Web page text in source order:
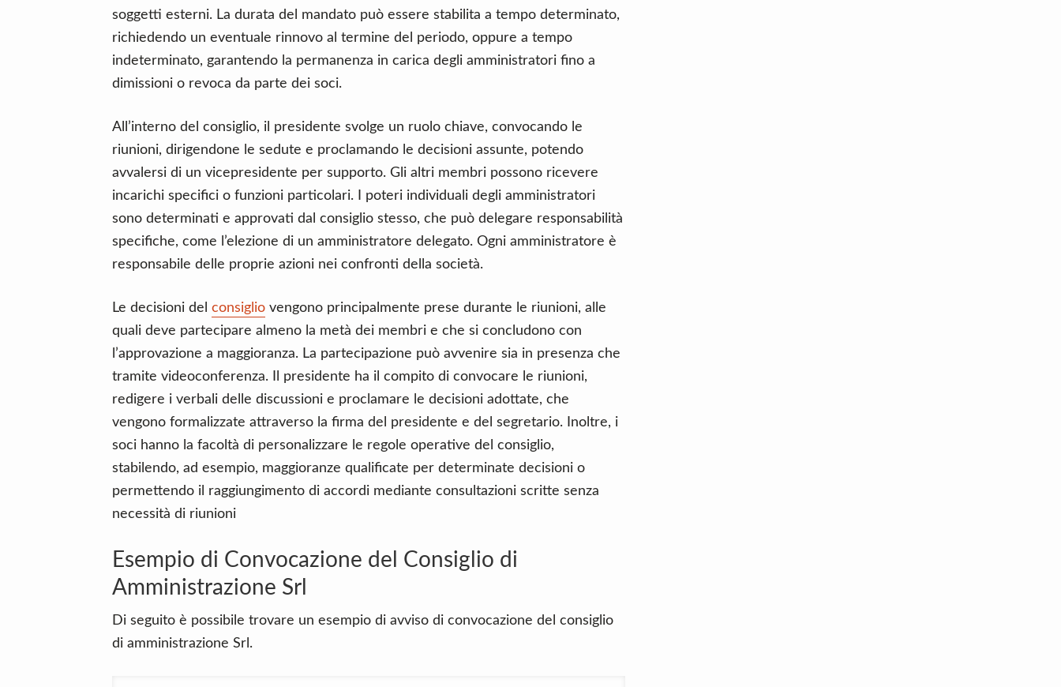
soggetti esterni. La durata del mandato può essere stabilita a tempo determinato,
richiedendo un eventuale rinnovo al termine del periodo, oppure a tempo
indeterminato, garantendo la permanenza in carica degli amministratori fino a
dimissioni o revoca da parte dei soci.
All’interno del consiglio, il presidente svolge un ruolo chiave, convocando le
riunioni, dirigendone le sedute e proclamando le decisioni assunte, potendo
avvalersi di un vicepresidente per supporto. Gli altri membri possono ricevere
incarichi specifici o funzioni particolari. I poteri individuali degli amministratori
sono determinati e approvati dal consiglio stesso, che può delegare responsabilità
specifiche, come l’elezione di un amministratore delegato. Ogni amministratore è
responsabile delle proprie azioni nei confronti della società.
Le decisioni del consiglio vengono principalmente prese durante le riunioni, alle
quali deve partecipare almeno la metà dei membri e che si concludono con
l’approvazione a maggioranza. La partecipazione può avvenire sia in presenza che
tramite videoconferenza. Il presidente ha il compito di convocare le riunioni,
redigere i verbali delle discussioni e proclamare le decisioni adottate, che
vengono formalizzate attraverso la firma del presidente e del segretario. Inoltre, i
soci hanno la facoltà di personalizzare le regole operative del consiglio,
stabilendo, ad esempio, maggioranze qualificate per determinate decisioni o
permettendo il raggiungimento di accordi mediante consultazioni scritte senza
necessità di riunioni
Esempio di Convocazione del Consiglio di
Amministrazione Srl
Di seguito è possibile trovare un esempio di avviso di convocazione del consiglio
di amministrazione Srl.